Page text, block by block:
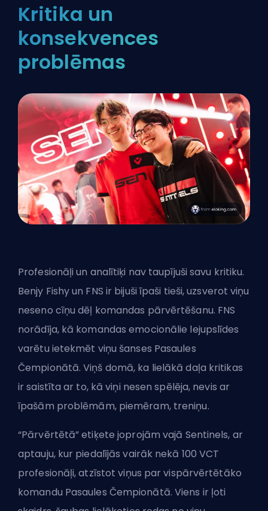
Kritika un
konsekvences
problēmas
Profesionāļi un analītiķi nav taupījuši savu kritiku.
Benjy Fishy un FNS ir bijuši īpaši tieši, uzsverot viņu
neseno cīņu dēļ komandas pārvērtēšanu. FNS
norādīja, kā komandas emocionālie lejupslīdes
varētu ietekmēt viņu šanses Pasaules
Čempionātā. Viņš domā, ka lielākā daļa kritikas
ir saistīta ar to, kā viņi nesen spēlēja, nevis ar
īpašām problēmām, piemēram, treniņu.
“Pārvērtētā” etiķete joprojām vajā Sentinels, ar
aptauju, kur piedalījās vairāk nekā 100 VCT
profesionāļi, atzīstot viņus par vispārvērtētāko
komandu Pasaules Čempionātā. Viens ir ļoti